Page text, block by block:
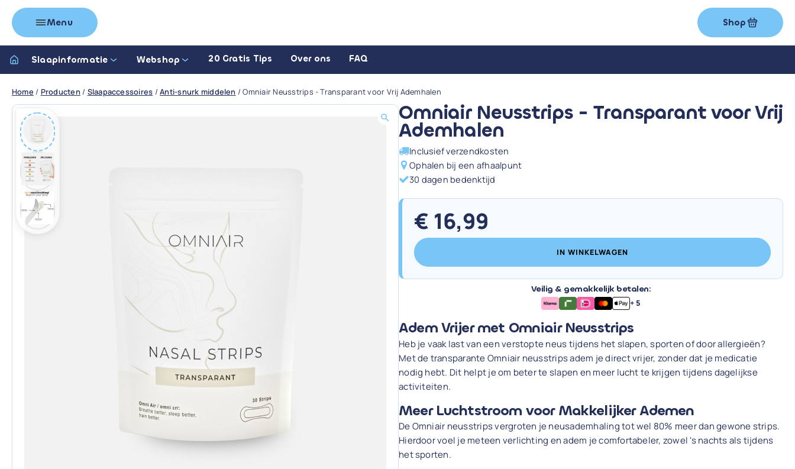
Menu Shop
Slaapinformatie Webshop 20 Gratis Tips Over ons FAQ
Home / Producten/ Slaapaccessoires /Anti-snurk middelen /Omniair Neusstrips - Transparant voor Vrij Ademhalen
Omniair Neusstrips - Transparant voor Vrij
Ademhalen
Inclusief verzendkosten
Ophalen bij een afhaalpunt
30 dagen bedenktijd
€ 16,99
IN WINKELWAGEN
Veilig & gemakkelijk betalen:
+ 5
Adem Vrijer met Omniair Neusstrips
Heb je vaak last van een verstopte neus tijdens het slapen, sporten of door allergieën?
Met de transparante Omniair neusstrips adem je direct vrijer, zonder dat je medicatie
nodig hebt. Dit helpt je om beter te slapen en meer lucht te krijgen tijdens dagelijkse
activiteiten.
Meer Luchtstroom voor Makkelijker Ademen
De Omniair neusstrips vergroten je neusademhaling tot wel 80% meer dan gewone strips.
Hierdoor voel je meteen verlichting en adem je comfortabeler, zowel 's nachts als tijdens
het sporten.